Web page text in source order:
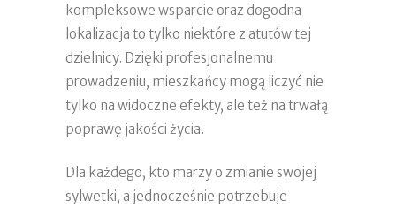
kompleksowe wsparcie oraz dogodna
lokalizacja to tylko niektóre z atutów tej
dzielnicy. Dzięki profesjonalnemu
prowadzeniu, mieszkańcy mogą liczyć nie
tylko na widoczne efekty, ale też na trwałą
poprawę jakości życia.
Dla każdego, kto marzy o zmianie swojej
sylwetki, a jednocześnie potrzebuje